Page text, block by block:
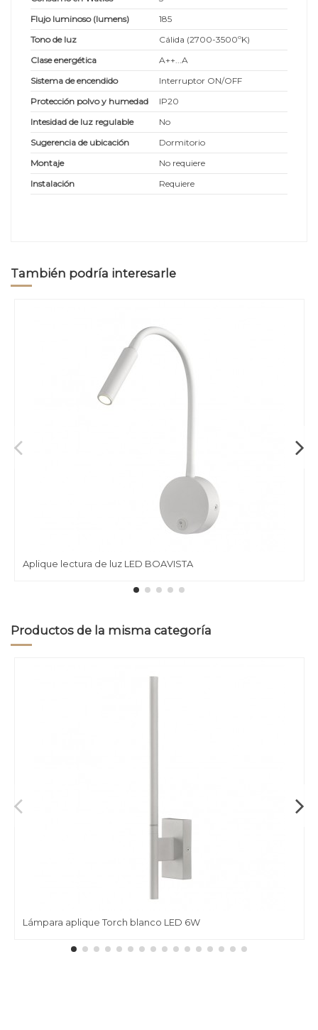
Flujo luminoso (lumens)
185
Tono de luz
Cálida (2700-3500ºK)
Clase energética
A++...A
Sistema de encendido
Interruptor ON/OFF
Protección polvo y humedad
IP20
Intesidad de luz regulable
No
Sugerencia de ubicación
Dormitorio
Montaje
No requiere
Instalación
Requiere
También podría interesarle
Aplique lectura de luz LED BOAVISTA
Productos de la misma categoría
Lámpara aplique Torch blanco LED 6W